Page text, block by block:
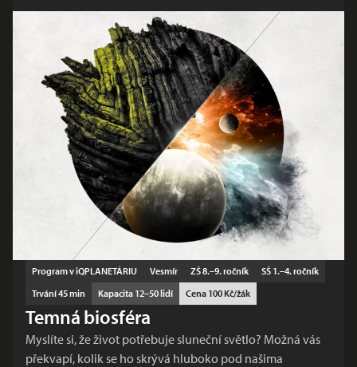
Temná biosféra
Myslíte si, že život potřebuje sluneční světlo? Možná vás
překvapí, kolik se ho skrývá hluboko pod našima
Program v iQPLANETÁRIU Vesmír ZŠ 8.–9. ročník
SŠ 1.–4. ročník
Trvání 45 min
Kapacita 12–50 lidí Cena 100 Kč/žák